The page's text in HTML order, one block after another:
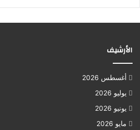
الأرشيف
أغسطس 2026
يوليو 2026
يونيو 2026
مايو 2026